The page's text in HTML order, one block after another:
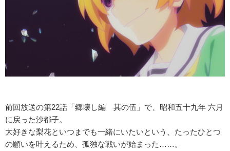
前回放送の第22話「郷壊し編 其の伍」で、昭和五十九年 六月
に戻った沙都子。
大好きな梨花といつまでも一緒にいたいという、たったひとつ
の願いを叶えるため、孤独な戦いが始まった……。